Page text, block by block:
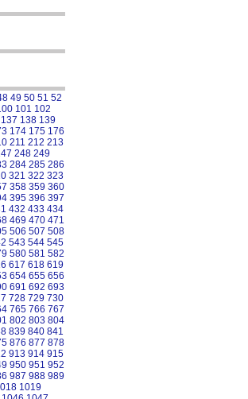
49 50 51 52
101 102
137 138 139
174 175 176
211 212 213
248 249
284 285 286
321 322 323
358 359 360
395 396 397
432 433 434
469 470 471
506 507 508
543 544 545
580 581 582
617 618 619
654 655 656
691 692 693
728 729 730
765 766 767
802 803 804
839 840 841
876 877 878
913 914 915
950 951 952
987 988 989
1019